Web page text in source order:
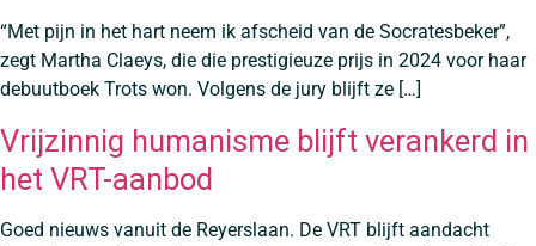
“Met pijn in het hart neem ik afscheid van de Socratesbeker”,
zegt Martha Claeys, die die prestigieuze prijs in 2024 voor haar
debuutboek Trots won. Volgens de jury blijft ze […]
Vrijzinnig humanisme blijft verankerd in
het VRT-aanbod
Goed nieuws vanuit de Reyerslaan. De VRT blijft aandacht